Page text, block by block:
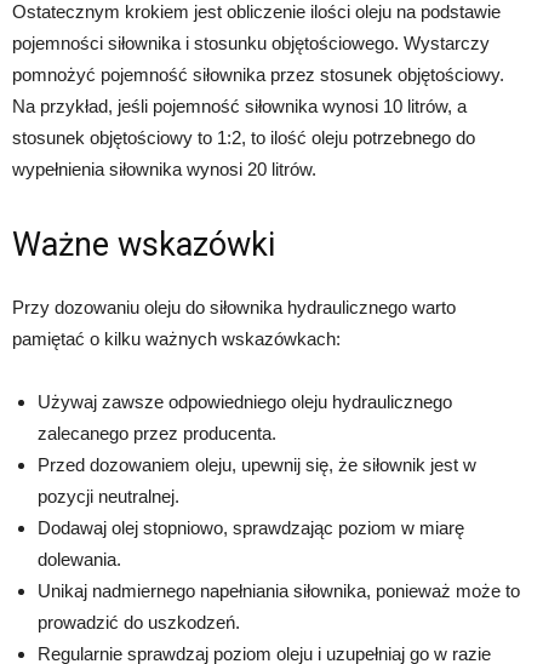
Ostatecznym krokiem jest obliczenie ilości oleju na podstawie
pojemności siłownika i stosunku objętościowego. Wystarczy
pomnożyć pojemność siłownika przez stosunek objętościowy.
Na przykład, jeśli pojemność siłownika wynosi 10 litrów, a
stosunek objętościowy to 1:2, to ilość oleju potrzebnego do
wypełnienia siłownika wynosi 20 litrów.
Ważne wskazówki
Przy dozowaniu oleju do siłownika hydraulicznego warto
pamiętać o kilku ważnych wskazówkach:
Używaj zawsze odpowiedniego oleju hydraulicznego
zalecanego przez producenta.
Przed dozowaniem oleju, upewnij się, że siłownik jest w
pozycji neutralnej.
Dodawaj olej stopniowo, sprawdzając poziom w miarę
dolewania.
Unikaj nadmiernego napełniania siłownika, ponieważ może to
prowadzić do uszkodzeń.
Regularnie sprawdzaj poziom oleju i uzupełniaj go w razie